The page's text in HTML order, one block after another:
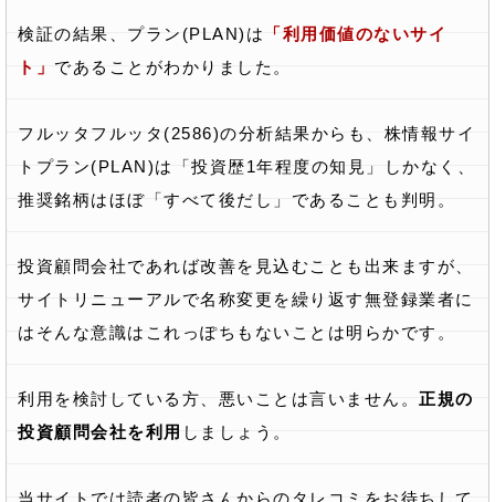
検証の結果、プラン(PLAN)は 「利用価値のないサイ
ト」 であることがわかりました。
フルッタフルッタ(2586)の分析結果からも、株情報サイ
トプラン(PLAN)は「投資歴1年程度の知見」しかなく、
推奨銘柄はほぼ「すべて後だし」であることも判明。
投資顧問会社であれば改善を見込むことも出来ますが、
サイトリニューアルで名称変更を繰り返す無登録業者に
はそんな意識はこれっぽちもないことは明らかです。
利用を検討している方、悪いことは言いません。 正規の
投資顧問会社を利用 しましょう。